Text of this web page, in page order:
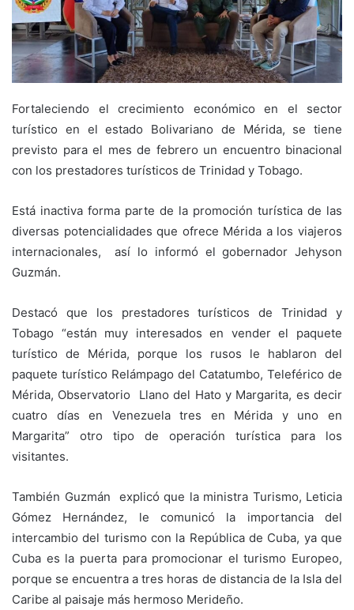
Fortaleciendo el crecimiento económico en el sector
turístico en el estado Bolivariano de Mérida, se tiene
previsto para el mes de febrero un encuentro binacional
con los prestadores turísticos de Trinidad y Tobago.
Está inactiva forma parte de la promoción turística de las
diversas potencialidades que ofrece Mérida a los viajeros
internacionales, así lo informó el gobernador Jehyson
Guzmán.
Destacó que los prestadores turísticos de Trinidad y
Tobago “están muy interesados en vender el paquete
turístico de Mérida, porque los rusos le hablaron del
paquete turístico Relámpago del Catatumbo, Teleférico de
Mérida, Observatorio Llano del Hato y Margarita, es decir
cuatro días en Venezuela tres en Mérida y uno en
Margarita” otro tipo de operación turística para los
visitantes.
También Guzmán explicó que la ministra Turismo, Leticia
Gómez Hernández, le comunicó la importancia del
intercambio del turismo con la República de Cuba, ya que
Cuba es la puerta para promocionar el turismo Europeo,
porque se encuentra a tres horas de distancia de la Isla del
Caribe al paisaje más hermoso Merideño.